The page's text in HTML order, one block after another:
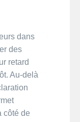
dans
des
retard
Au-delà
côté de